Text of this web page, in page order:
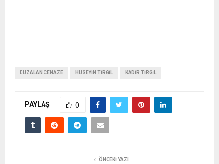
DÜZALAN CENAZE HÜSEYIN TIRGIL KADIR TIRGIL
PAYLAŞ 0
ÖNCEKI YAZI